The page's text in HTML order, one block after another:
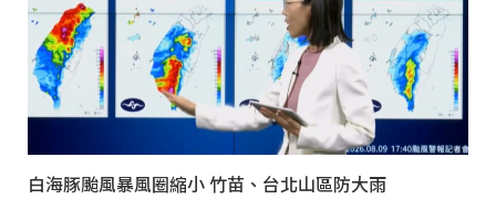
白海豚颱風暴風圈縮小 竹苗、台北山區防大雨